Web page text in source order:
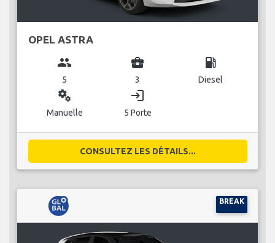
OPEL ASTRA
group
5
business_center
3
local_gas_station
Diesel
miscellaneous_services
Manuelle
login
5 Porte
CONSULTEZ LES DÉTAILS...
BREAK